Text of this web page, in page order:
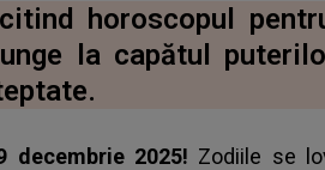
horoscopul
la capătul
decembrie 2025! Zodiile se